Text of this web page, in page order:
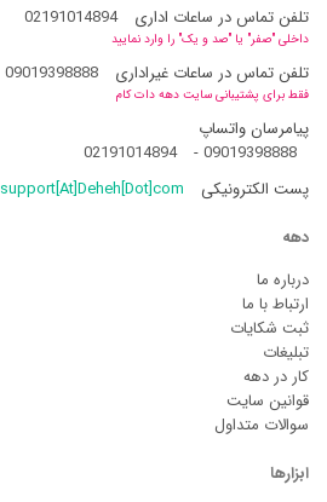
تلفن تماس در ساعات اداری
02191014894
داخلی "صفر" یا "صد و یک" را وارد نمایید
تلفن تماس در ساعات غیراداری 09019398888
فقط برای پشتیبانی سایت دهه دات کام
پیامرسان واتساپ
09019398888
-
02191014894
پست الکترونیکی
support[At]Deheh[Dot]com
دهه
درباره ما
ارتباط با ما
ثبت شکایات
تبلیغات
کار در دهه
قوانین سایت
سوالات متداول
ابزارها